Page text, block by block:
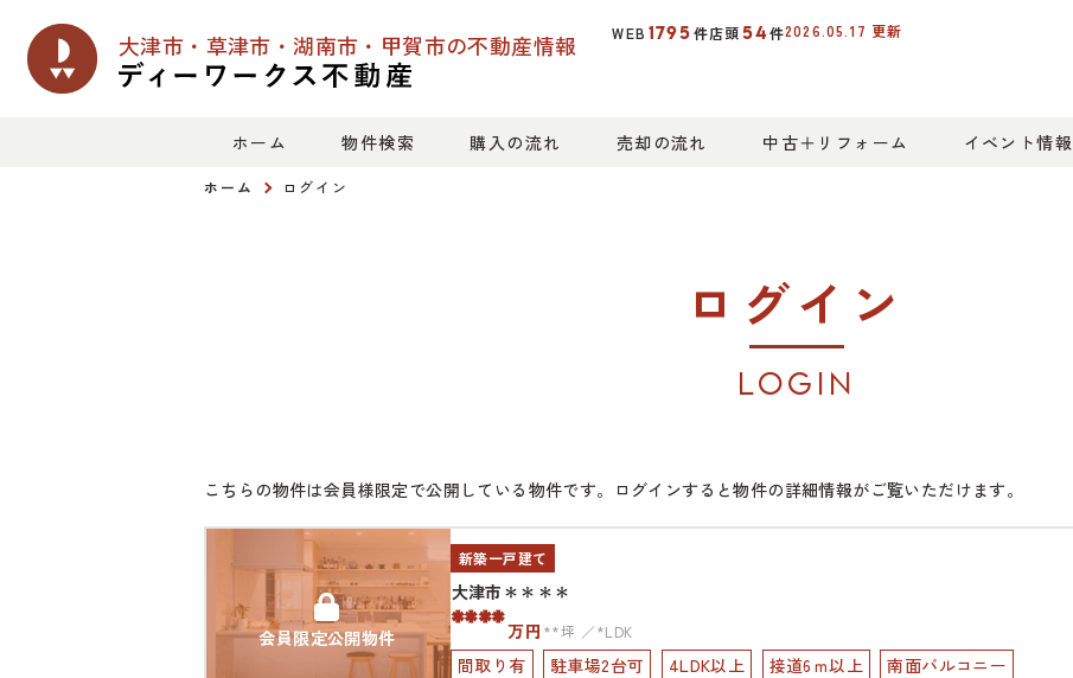
WEB 1795件店頭 54件2026.05.17 更新
大津市・草津市・湖南市・甲賀市の不動産情報
ホーム 物件検索 購入の流れ 売却の流れ 中古＋リフォーム イベント情報
ホーム ログイン
ログイン
LOGIN
こちらの物件は会員様限定で公開している物件です。ログインすると物件の詳細情報がご覧いただけます。
会員限定公開物件
新築一戸建て
大津市＊＊＊＊
****万円 **坪 *LDK
間取り有 駐車場2台可 4LDK以上 接道6ｍ以上 南面バルコニー